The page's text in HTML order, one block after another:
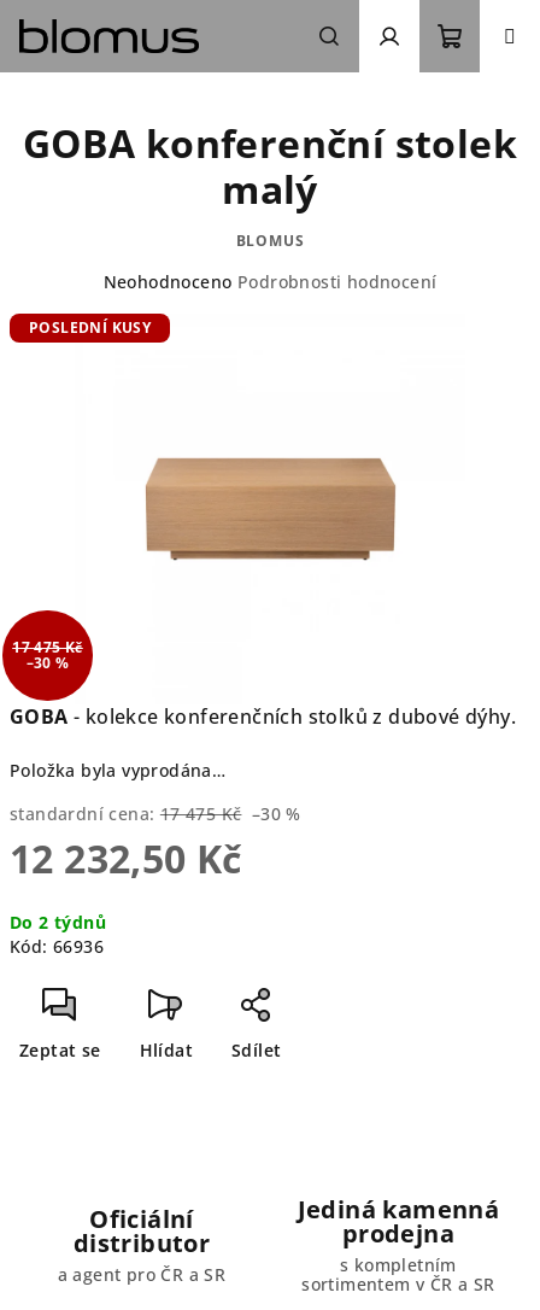
obsah
Hledat Přihlášení
košík
GOBA - kolekce konferenčních stolků z dubové dýhy.
Položka byla vyprodána…
standardní cena: 17 475 Kč –30 %
12 232,50 Kč
cena:
Do 2 týdnů
Kód: 66936
Zeptat se Hlídat Sdílet
GOBA konferenční stolek
malý
BLOMUS
Průměrné
produktu
Neohodnoceno Podrobnosti hodnocení
POSLEDNÍ KUSY
17 475 Kč
–30 %
Oficiální
distributor
a agent pro ČR a SR
Jediná kamenná
prodejna
s kompletním
sortimentem v ČR a SR